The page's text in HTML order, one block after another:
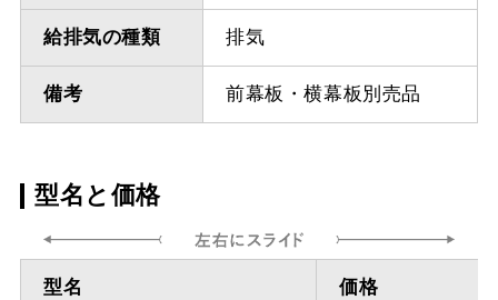
給排気の種類 排気
備考 前幕板・横幕板別売品
型名と価格
型名 価格